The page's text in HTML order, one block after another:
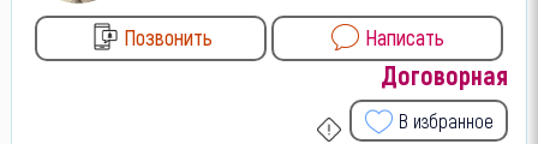
Позвонить Написать
Договорная
В избранное